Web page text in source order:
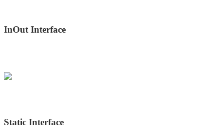
InOut Interface
Static Interface